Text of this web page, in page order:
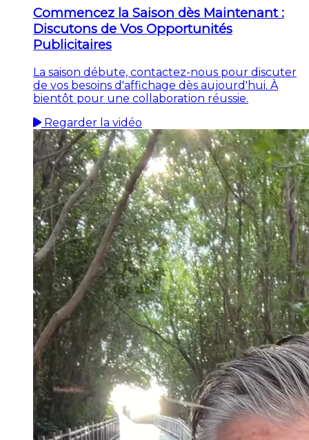
Commencez la Saison dès Maintenant :
Discutons de Vos Opportunités
Publicitaires
La saison débute, contactez-nous pour discuter
de vos besoins d'affichage dès aujourd'hui. À
bientôt pour une collaboration réussie.
Regarder la vidéo